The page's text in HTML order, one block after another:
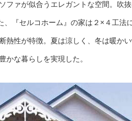
ファが似合うエレガントな空間。吹
『セルコホーム』の家は２×４工法
熱性が特徴。夏は涼しく、冬は暖か
かな暮らしを実現した。